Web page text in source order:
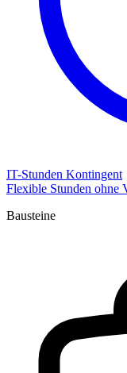
IT-Stunden Kontingent
Flexible Stunden ohne
Bausteine